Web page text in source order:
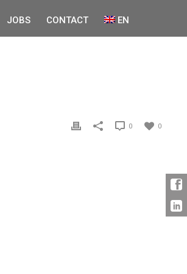
JOBS CONTACT EN
0
0